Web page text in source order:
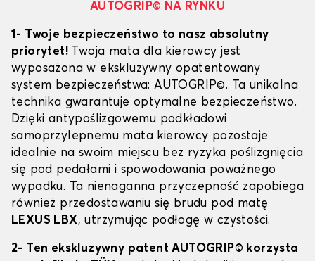
AUTOGRIP© NA RYNKU
1- Twoje bezpieczeństwo to nasz absolutny
priorytet! Twoja mata dla kierowcy jest
wyposażona w ekskluzywny opatentowany
system bezpieczeństwa: AUTOGRIP©. Ta unikalna
technika gwarantuje optymalne bezpieczeństwo.
Dzięki antypoślizgowemu podkładowi
samoprzylepnemu mata kierowcy pozostaje
idealnie na swoim miejscu bez ryzyka poślizgnięcia
się pod pedałami i spowodowania poważnego
wypadku. Ta nienaganna przyczepność zapobiega
również przedostawaniu się brudu pod matę
LEXUS LBX, utrzymując podłogę w czystości.
2- Ten ekskluzywny patent AUTOGRIP© korzysta